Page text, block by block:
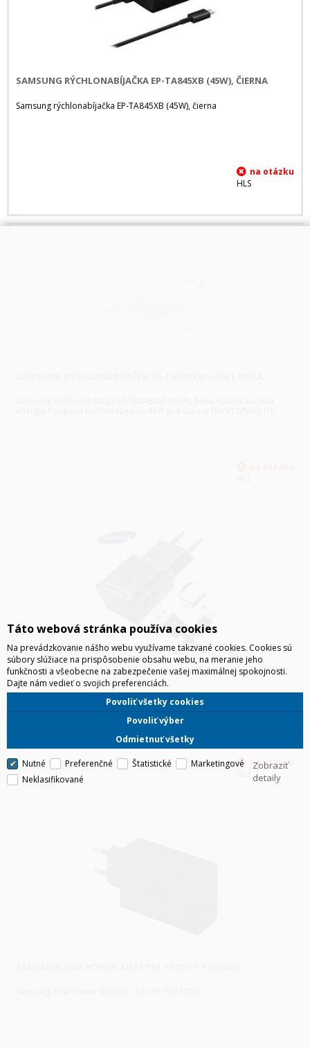
SAMSUNG RÝCHLONABÍJAČKA EP-TA845XB (45W), ČIERNA
Samsung rýchlonabíjačka EP-TA845XB (45W), čierna
HLS
SAMSUNG CESTOVNÁ NABÍJAČKA S USB-C, 45W, EP-T4510XB
ČIERNY
Samsung cestovná nabíjačka s USB-C, 45W, EP-T4510XB čierny
Táto webová stránka používa cookies
Na prevádzkovanie nášho webu využívame takzvané cookies. Cookies sú
súbory slúžiace na prispôsobenie obsahu webu, na meranie jeho
funkčnosti a všeobecne na zabezpečenie vašej maximálnej spokojnosti.
Dajte nám vedieť o svojich preferenciách.
Odmietnuť všetky
Povoliť výber
Povoliť všetky cookies
Nutné Preferenčné Štatistické
Marketingové
Neklasifikované
Zobraziť
detaily